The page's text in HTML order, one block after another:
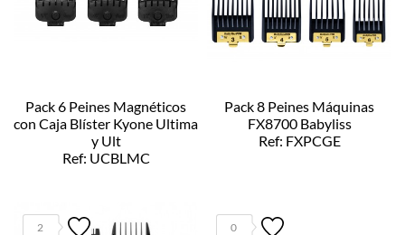
Pack 6 Peines Magnéticos
con Caja Blíster Kyone Ultima
y Ult
Ref: UCBLMC
Pack 8 Peines Máquinas
FX8700 Babyliss
Ref: FXPCGE
2 0